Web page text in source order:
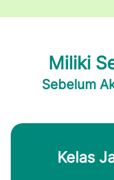
Miliki
Sebelum
Kelas